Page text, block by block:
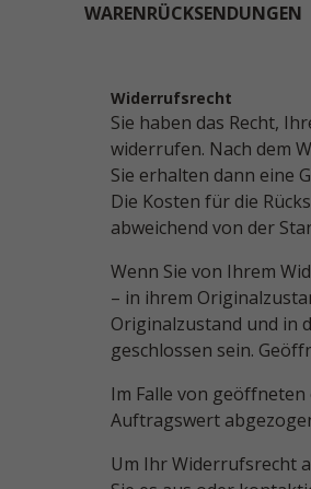
WARENRÜCKSENDUNGEN
Widerrufsrecht
Sie haben das Recht,
widerrufen. Nach dem
Sie erhalten dann eine
Die Kosten für die
abweichend von der
Wenn Sie von Ihrem
– in ihrem
Originalzustand und in
geschlossen sein.
Im Falle von
Auftragswert
Um Ihr Widerrufsrecht